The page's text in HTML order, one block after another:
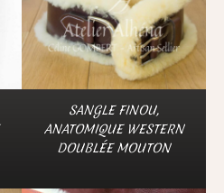
SANGLE FINOU,
ANATOMIQUE WESTERN
DOUBLÉE MOUTON